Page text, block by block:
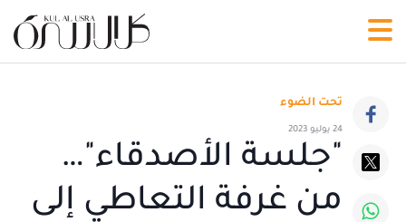
تحت الضوء
24 يوليو 2023
"جلسة الأصدقاء"…
من غرفة التعاطي إلى